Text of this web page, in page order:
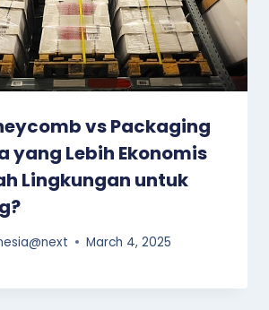
vs Packaging
yang Lebih Ekonomis
Lingkungan untuk
March 4, 2025